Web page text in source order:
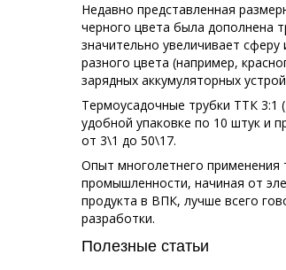
Недавно представленная
черного цвета была дополнена
значительно увеличивает
разного цвета (например,
зарядных аккумуляторных
Термоусадочные трубки ТТК 3:1
удобной упаковке по 10 штук и
от 3\1 до 50\17.
Опыт многолетнего применения
промышленности, начиная от
продукта в ВПК, лучше всего
разработки.
Полезные статьи